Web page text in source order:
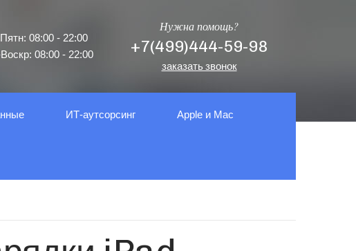
08:00 - 22:00
08:00 - 22:00
Нужна помощь?
+7(499)444-59-98
заказать звонок
ИТ-аутсорсинг Apple и Mac